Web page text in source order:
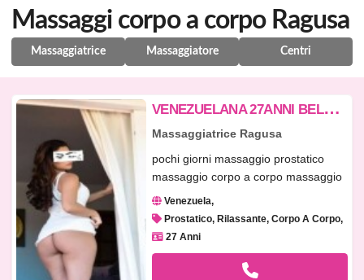
Massaggi corpo a corpo Ragusa
Massaggiatrice Massaggiatore Centri
V
ENEZUELANA 27ANNI BELLISSIMO DECOLT FOTO REALI
Massaggiatrice Ragusa
pochi giorni massaggio prostatico
massaggio corpo a corpo massaggio
r...Venezuela
Prostatico, Rilassante, Corpo A Corpo
27 Anni